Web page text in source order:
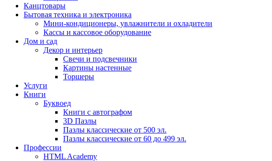
Канцтовары
Бытовая техника и электроника
Мини-кондиционеры, увлажнители и охладители
Кассы и кассовое оборудование
Дом и сад
Декор и интерьер
Свечи и подсвечники
Картины настенные
Торшеры
Услуги
Книги
Буквоед
Книги с автографом
3D Пазлы
Пазлы классические от 500 эл.
Пазлы классические от 60 до 499 эл.
Профессии
HTML Academy